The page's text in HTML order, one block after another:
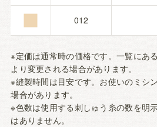
■ 012
※定価は通常時の価格です。一覧にあ
より変更される場合があります。
※縫製時間は目安です。お使いのミシ
場合があります。
※色数は使用する刺しゅう糸の数を明
はありません。